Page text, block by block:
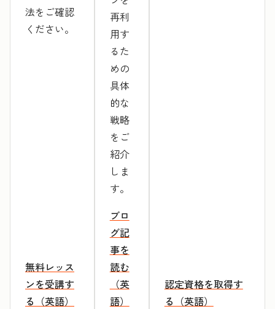
法をご確認
ください。
無料レッス
ンを受講す
る（英語）
再利
用す
るた
めの
具体
的な
戦略
をご
紹介
しま
す。
ブロ
グ記
事を
読む
（英
語）
認定資格を取得す
る（英語）